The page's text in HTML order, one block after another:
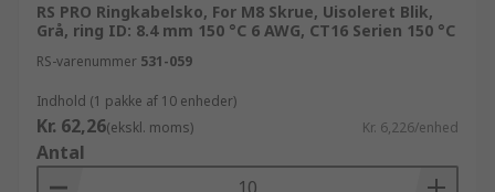
RS PRO Ringkabelsko, For M8 Skrue, Uisoleret Blik,
Grå, ring ID: 8.4 mm 150 °C 6 AWG, CT16 Serien 150 °C
RS-varenummer 531-059
Indhold (1 pakke af 10 enheder)
Kr. 62,26(ekskl. moms) Kr. 6,226/enhed
Antal